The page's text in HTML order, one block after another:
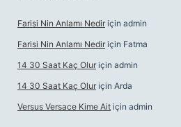
Farisi Nin Anlamı Nedir için admin
Farisi Nin Anlamı Nedir için Fatma
14 30 Saat Kaç Olur için admin
14 30 Saat Kaç Olur için Arda
Versus Versace Kime Ait için admin